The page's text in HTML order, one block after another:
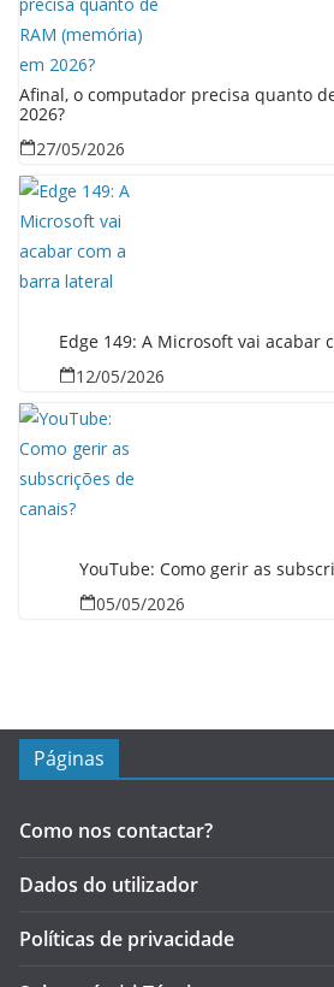
Afinal, o computador precisa quanto
2026?
27/05/2026
Edge 149: A Microsoft vai acabar
12/05/2026
YouTube: Como gerir as
05/05/2026
Páginas
Como nos contactar?
Dados do utilizador
Políticas de privacidade